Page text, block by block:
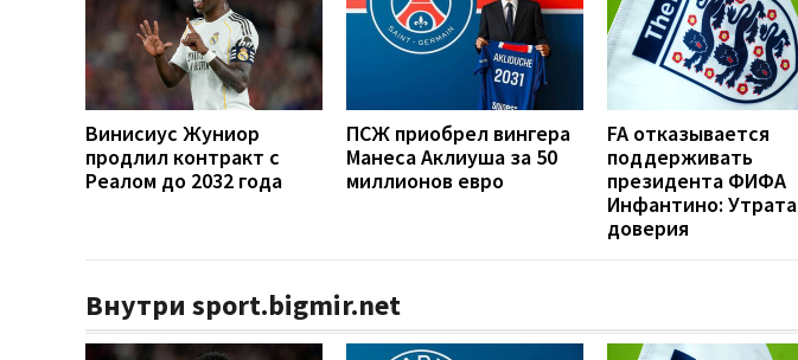
Винисиус Жуниор
продлил контракт с
Реалом до 2032 года
ПСЖ приобрел вингера
Манеса Аклиуша за 50
миллионов евро
FA отказывается
поддерживать
президента ФИФА
Инфантино: Утрата
доверия
Внутри sport.bigmir.net